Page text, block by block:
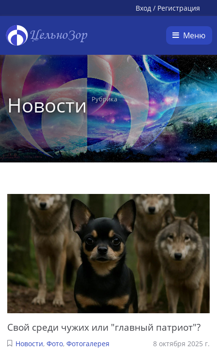
Вход / Регистрация
ЦельноЗор Меню
НовостиРубрика
Свой среди чужих или "главный патриот"?
Новости, Фото, Фотогалерея 8 октября 2025 г.